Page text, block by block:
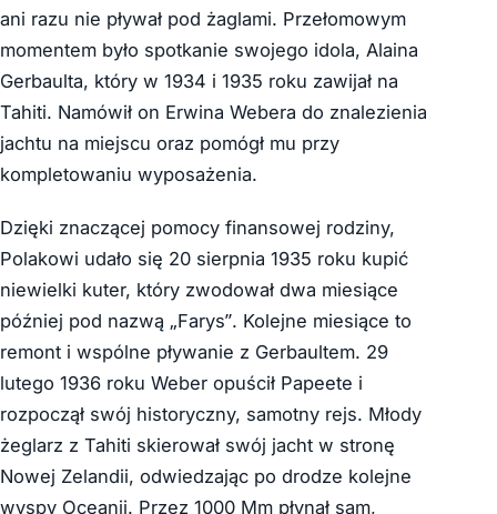
ani razu nie pływał pod żaglami. Przełomowym
momentem było spotkanie swojego idola, Alaina
Gerbaulta, który w 1934 i 1935 roku zawijał na
Tahiti. Namówił on Erwina Webera do znalezienia
jachtu na miejscu oraz pomógł mu przy
kompletowaniu wyposażenia.
Dzięki znaczącej pomocy finansowej rodziny,
Polakowi udało się 20 sierpnia 1935 roku kupić
niewielki kuter, który zwodował dwa miesiące
później pod nazwą „Farys”. Kolejne miesiące to
remont i wspólne pływanie z Gerbaultem. 29
lutego 1936 roku Weber opuścił Papeete i
rozpoczął swój historyczny, samotny rejs. Młody
żeglarz z Tahiti skierował swój jacht w stronę
Nowej Zelandii, odwiedzając po drodze kolejne
wyspy Oceanii. Przez 1000 Mm płynął sam,